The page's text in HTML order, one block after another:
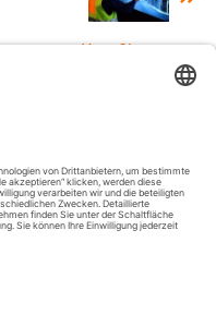
Vom Chaos zur
smarte Systeme